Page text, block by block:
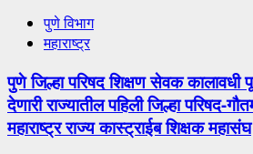
रुग्णालयाचा
वैद्यकीय
अधीक्षक
आणि
शिपाई
पाच
पुणे विभाग
महाराष्ट्र
पुणे जिल्हा परिषद शिक्षण सेवक कालावधी
देणारी राज्यातील पहिली जिल्हा परिषद-
महाराष्ट्र राज्य कास्ट्राईब शिक्षक महासंघ